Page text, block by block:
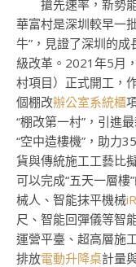
搶先速率，新勢
華富村是深圳較早一
牛”，見證了深圳的
級改革。2021年5月
村項目）正式開工，
個棚改辦公室系統櫃
“棚改第一村”，引進
“空中造樓機”，助力
貨與傳統施工工藝比
可以完成“五天一層
械人、智能抹平機械
尺、智能回彈儀等智
運營平臺、超高層施
排放電動升降桌計量